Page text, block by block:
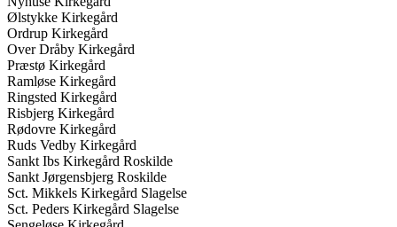
Ølstykke Kirkegård
Ordrup Kirkegård
Over Dråby Kirkegård
Præstø Kirkegård
Ramløse Kirkegård
Ringsted Kirkegård
Risbjerg Kirkegård
Rødovre Kirkegård
Ruds Vedby Kirkegård
Sankt Ibs Kirkegård Roskilde
Sankt Jørgensbjerg Roskilde
Sct. Mikkels Kirkegård Slagelse
Sct. Peders Kirkegård Slagelse